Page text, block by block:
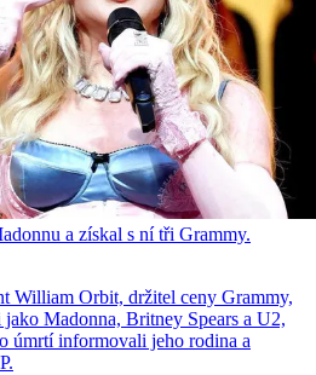
a získal s ní tři Grammy.
William Orbit, držitel ceny Grammy,
Madonna, Britney Spears a U2,
úmrtí informovali jeho rodina a